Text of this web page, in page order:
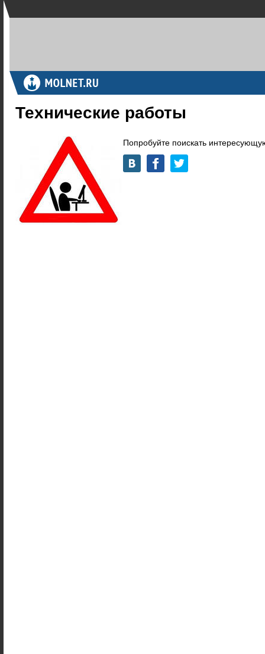
Технические работы
Попробуйте поискать